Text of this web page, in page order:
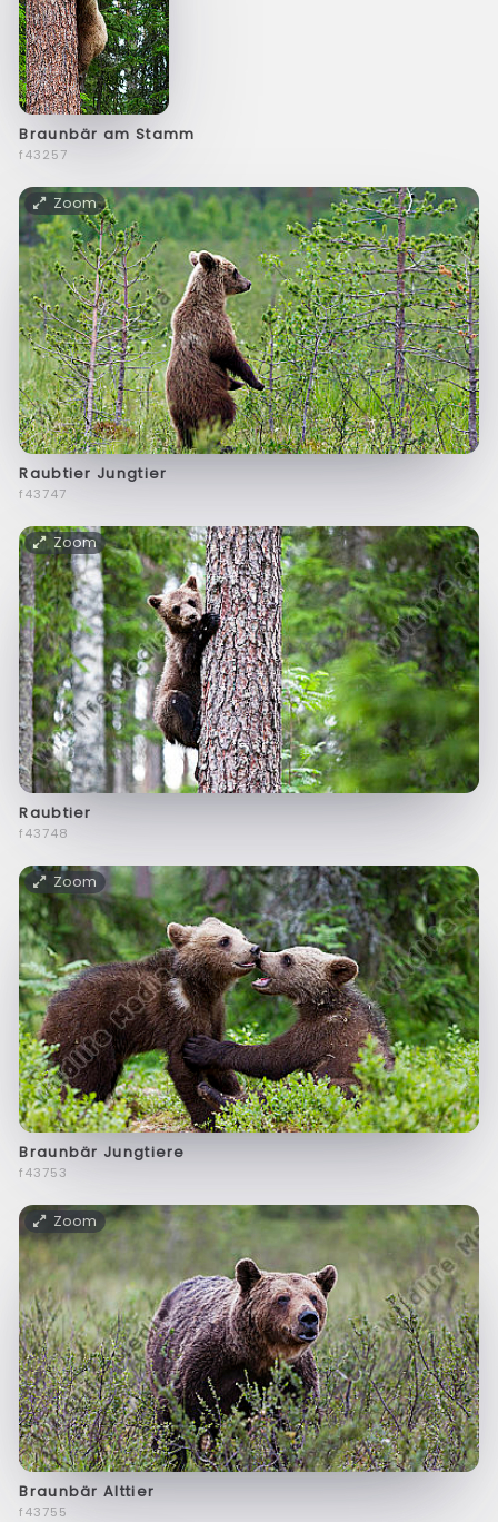
Braunbär am Stamm
f43257
Zoom
Raubtier Jungtier
f43747
Zoom
Raubtier
f43748
Zoom
Braunbär Jungtiere
f43753
Zoom
Braunbär Alttier
f43755